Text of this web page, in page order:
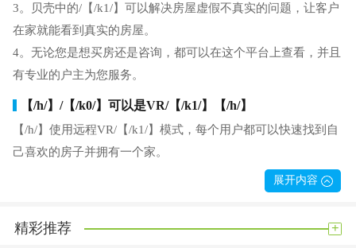
3。贝壳中的/【/k1/】可以解决房屋虚假不真实的问题，让客户
在家就能看到真实的房屋。
4。无论您是想买房还是咨询，都可以在这个平台上查看，并且
有专业的户主为您服务。
【/h/】/【/k0/】可以是VR/【/k1/】【/h/】
【/h/】使用远程VR/【/k1/】模式，每个用户都可以快速找到自
己喜欢的房子并拥有一个家。
【/h/】使用VR的远程视角观看您喜欢的房屋，可以看到房屋的
【/h/】解决假房源问题，让客户在家门口就能看到真实房源，
展开内容
精彩推荐 +